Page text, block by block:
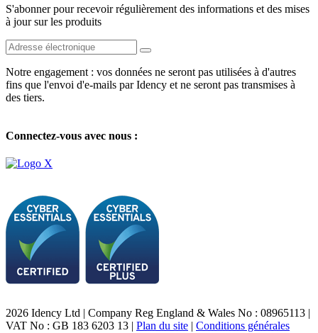
S'abonner pour recevoir régulièrement des informations et des mises
à jour sur les produits
Notre engagement : vos données ne seront pas utilisées à d'autres
fins que l'envoi d'e-mails par Idency et ne seront pas transmises à
des tiers.
Connectez-vous avec nous :
2026 Idency Ltd | Company Reg England & Wales No : 08965113 |
VAT No : GB 183 6203 13 | Plan du site | Conditions générales